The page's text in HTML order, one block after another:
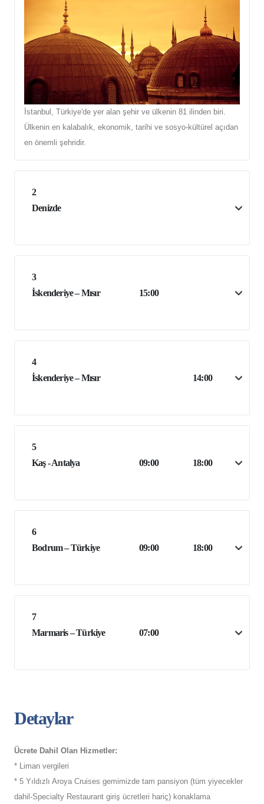
İstanbul, Türkiye'de yer alan şehir ve ülkenin 81 ilinden biri.
Ülkenin en kalabalık, ekonomik, tarihi ve sosyo-kültürel açıdan
en önemli şehridir.
2
Denizde
3
İskenderiye – Mısır
15:00
4
İskenderiye – Mısır
14:00
5
Kaş - Antalya
09:00 18:00
6
Bodrum – Türkiye
09:00 18:00
7
Marmaris – Türkiye
07:00
Detaylar
Ücrete Dahil Olan Hizmetler:
* Liman vergileri
* 5 Yıldızlı Aroya Cruises gemimizde tam pansiyon (tüm yiyecekler
dahil-Specialty Restaurant giriş ücretleri hariç) konaklama